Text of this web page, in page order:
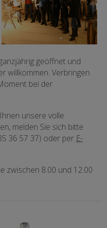
geöffnet und
willkommen. Verbringen
bei der
unsere volle
melden Sie sich bitte
36 57 37) oder per E-
zwischen 8.00 und 12.00